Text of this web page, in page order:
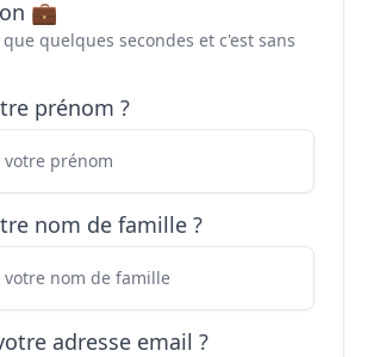
💼
quelques secondes et c'est sans
prénom ?
nom de famille ?
adresse email ?